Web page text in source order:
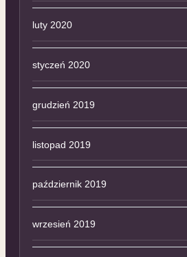
luty 2020
styczeń 2020
grudzień 2019
listopad 2019
październik 2019
wrzesień 2019